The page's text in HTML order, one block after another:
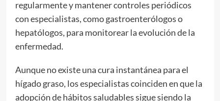
regularmente y mantener controles periódicos
con especialistas, como gastroenterólogos o
hepatólogos, para monitorear la evolución de la
enfermedad.
Aunque no existe una cura instantánea para el
hígado graso, los especialistas coinciden en que la
adopción de hábitos saludables sigue siendo la